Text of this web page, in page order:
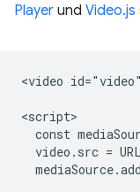
Player und Video.js
<video
<script>
const
video.src =